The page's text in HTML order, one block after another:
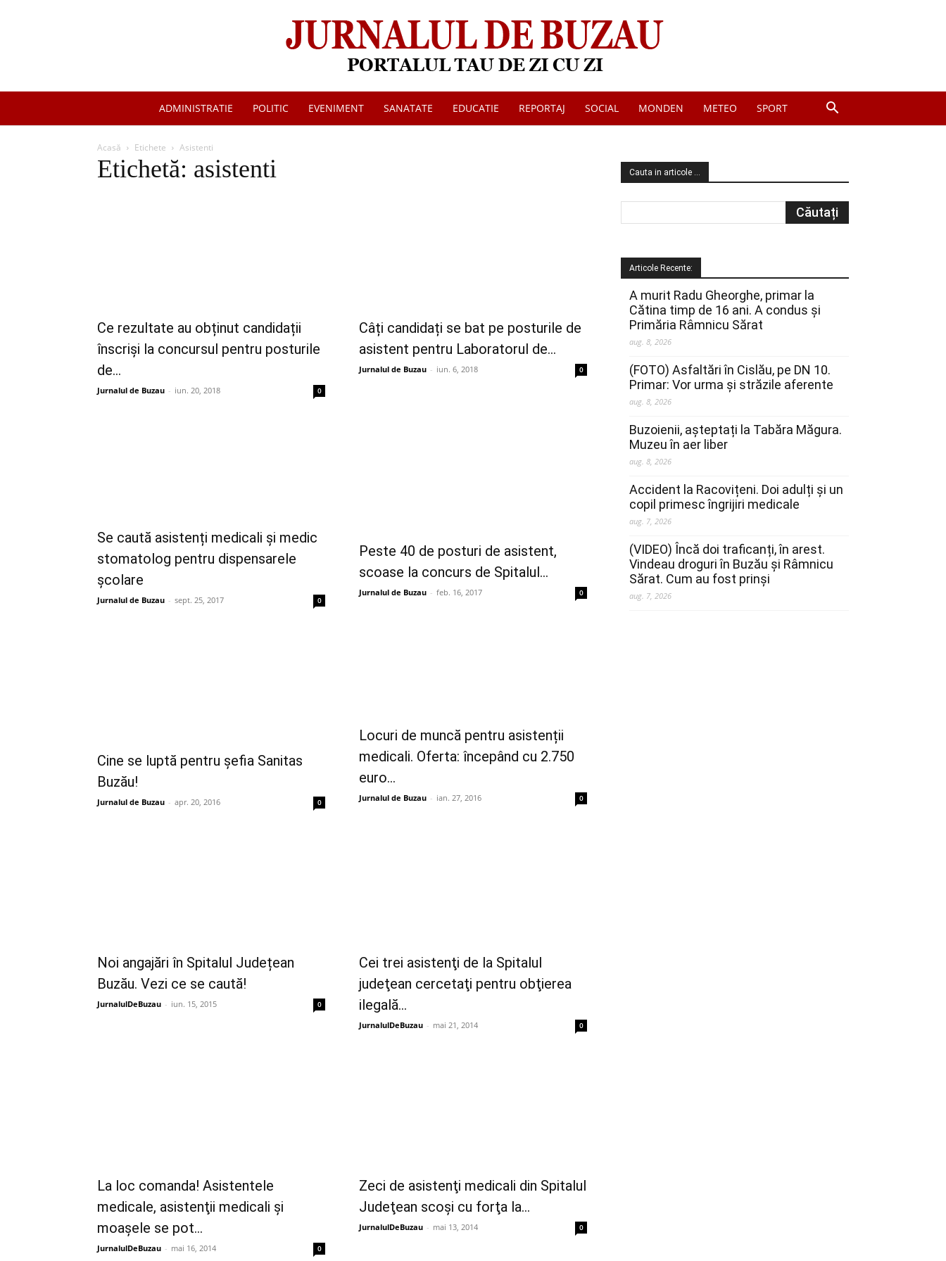
Jurnalul
ADMINISTRATIE POLITIC EVENIMENT SANATATE EDUCATIE REPORTAJ SOCIAL MONDEN METEO SPORT
Acasă Etichete Asistenti
Etichetă: asistenti
Ce rezultate au obținut candidații
înscriși la concursul pentru posturile
de...
Jurnalul de Buzau - iun. 20, 2018 0
Câți candidați se bat pe posturile de
asistent pentru Laboratorul de...
Jurnalul de Buzau - iun. 6, 2018 0
Se caută asistenți medicali și medic
stomatolog pentru dispensarele
școlare
Jurnalul de Buzau - sept. 25, 2017 0
Peste 40 de posturi de asistent,
scoase la concurs de Spitalul...
Jurnalul de Buzau - feb. 16, 2017 0
Cine se luptă pentru şefia Sanitas
Buzău!
Jurnalul de Buzau - apr. 20, 2016 0
Locuri de muncă pentru asistenții
medicali. Oferta: începând cu 2.750
euro...
Jurnalul de Buzau - ian. 27, 2016 0
Noi angajări în Spitalul Județean
Buzău. Vezi ce se caută!
JurnalulDeBuzau - iun. 15, 2015 0
Cei trei asistenţi de la Spitalul
judeţean cercetaţi pentru obţierea
ilegală...
JurnalulDeBuzau - mai 21, 2014 0
La loc comanda! Asistentele
medicale, asistenţii medicali şi
moaşele se pot...
JurnalulDeBuzau - mai 16, 2014 0
Zeci de asistenţi medicali din Spitalul
Judeţean scoşi cu forţa la...
JurnalulDeBuzau - mai 13, 2014 0
Cauta in articole …
Articole Recente:
A murit Radu Gheorghe, primar la
Cătina timp de 16 ani. A condus și
Primăria Râmnicu Sărat
aug. 8, 2026
(FOTO) Asfaltări în Cislău, pe DN 10.
Primar: Vor urma și străzile aferente
aug. 8, 2026
Buzoienii, așteptați la Tabăra Măgura.
Muzeu în aer liber
aug. 8, 2026
Accident la Racovițeni. Doi adulți și un
copil primesc îngrijiri medicale
aug. 7, 2026
(VIDEO) Încă doi traficanți, în arest.
Vindeau droguri în Buzău și Râmnicu
Sărat. Cum au fost prinși
aug. 7, 2026